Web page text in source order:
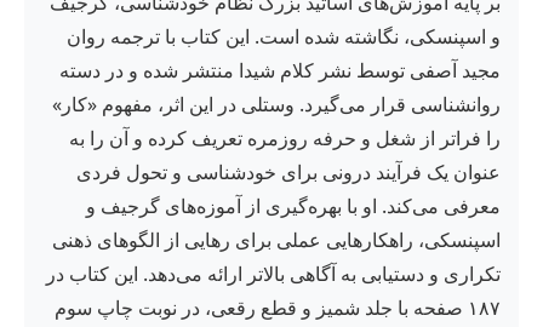
و اسپنسکی، نگاشته شده است. این کتاب با ترجمه روان
مجید آصفی توسط نشر کلام شیدا منتشر شده و در دسته
روانشناسی قرار می‌گیرد. وستلی در این اثر، مفهوم «کار»
را فراتر از شغل و حرفه روزمره تعریف کرده و آن را به
عنوان یک فرآیند درونی برای خودشناسی و تحول فردی
معرفی می‌کند. او با بهره‌گیری از آموزه‌های گرجیف و
اسپنسکی، راهکارهایی عملی برای رهایی از الگوهای ذهنی
تکراری و دستیابی به آگاهی بالاتر ارائه می‌دهد. این کتاب در
۱۸۷ صفحه با جلد شمیز و قطع رقعی، در نوبت چاپ سوم